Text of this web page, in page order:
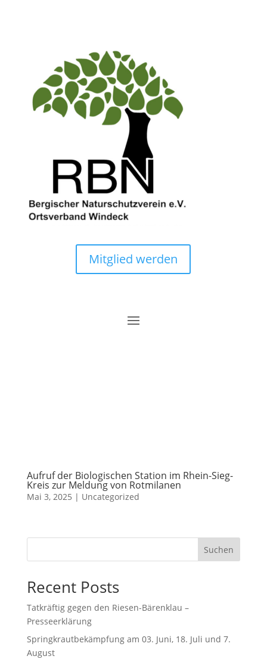
Mitglied werden
Aufruf der Biologischen Station im Rhein-Sieg-
Kreis zur Meldung von Rotmilanen
Mai 3, 2025 | Uncategorized
Suchen
Recent Posts
Tatkräftig gegen den Riesen-Bärenklau –
Presseerklärung
Springkrautbekämpfung am 03. Juni, 18. Juli und 7.
August